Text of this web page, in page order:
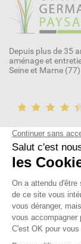
Depuis plus de 35
aménage et
Seine et Marne (77)
NOUS CONTACTER
77600 Bussy-
01 60 35 99 84